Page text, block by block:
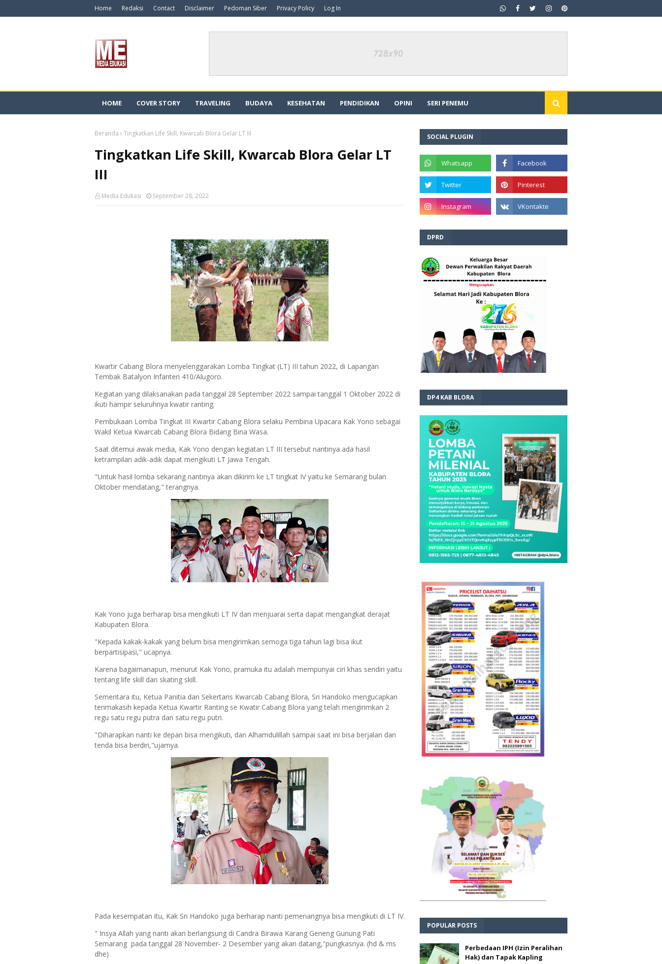
Home Redaksi Contact Disclaimer Pedoman Siber Privacy Policy Log In
HOME COVER STORY TRAVELING BUDAYA KESEHATAN PENDIDIKAN OPINI SERI PENEMU
Beranda Tingkatkan Life Skill, Kwarcab Blora Gelar LT III
Tingkatkan Life Skill, Kwarcab Blora Gelar LT
III
Media Edukasi September 28, 2022
Kwartir Cabang Blora menyelenggarakan Lomba Tingkat (LT) III tahun 2022, di Lapangan
Tembak Batalyon Infanteri 410/Alugoro.
Kegiatan yang dilaksanakan pada tanggal 28 September 2022 sampai tanggal 1 Oktober 2022 di
ikuti hampir seluruhnya kwatir ranting.
Pembukaan Lomba Tingkat III Kwartir Cabang Blora selaku Pembina Upacara Kak Yono sebagai
Wakil Ketua Kwarcab Cabang Blora Bidang Bina Wasa.
Saat ditemui awak media, Kak Yono dengan kegiatan LT III tersebut nantinya ada hasil
ketrampilan adik-adik dapat mengikuti LT Jawa Tengah.
"Untuk hasil lomba sekarang nantinya akan dikirim ke LT tingkat IV yaitu ke Semarang bulan
Oktober mendatang," terangnya.
Kak Yono juga berharap bisa mengikuti LT IV dan menjuarai serta dapat mengangkat derajat
Kabupaten Blora.
"Kepada kakak-kakak yang belum bisa mengirimkan semoga tiga tahun lagi bisa ikut
berpartisipasi," ucapnya.
Karena bagaimanapun, menurut Kak Yono, pramuka itu adalah mempunyai ciri khas sendiri yaitu
tentang life skill dan skating skill.
Sementara itu, Ketua Panitia dan Sekertaris Kwarcab Cabang Blora, Sri Handoko mengucapkan
terimakasih kepada Ketua Kwartir Ranting se Kwatir Cabang Blora yang telah mengirimkan 2
regu satu regu putra dan satu regu putri.
"Diharapkan nanti ke depan bisa mengikuti, dan Alhamdulillah sampai saat ini bisa berjalan dan
tenda bisa berdiri,"ujarnya.
Pada kesempatan itu, Kak Sri Handoko juga berharap nanti pemenangnya bisa mengikuti di LT IV.
" Insya Allah yang nanti akan berlangsung di Candra Birawa Karang Geneng Gunung Pati
Semarang pada tanggal 28 November- 2 Desember yang akan datang,"pungkasnya. (hd & ms
dhe)
SOCIAL PLUGIN
DPRD
DP4 KAB BLORA
POPULAR POSTS
Perbedaan IPH (Izin Peralihan
Hak) dan Tapak Kapling